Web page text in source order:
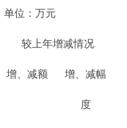
单位：万元
较上年增减情况
增、减额 增、减幅
度